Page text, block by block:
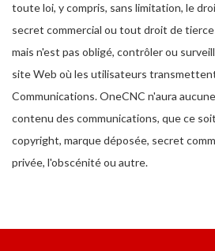
toute loi, y compris, sans limitation, le
secret commercial ou tout droit de
mais n'est pas obligé, contrôler ou
site Web où les utilisateurs
Communications. OneCNC n'aura
contenu des communications, que ce
copyright, marque déposée, secret
privée, l'obscénité ou autre.